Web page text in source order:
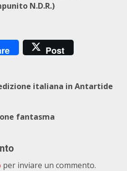
N.D.R.)
Post
italiana in Antartide
fantasma
per inviare un commento.